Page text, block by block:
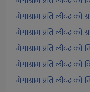
मेगाग्राम प्रति लीटर को
मेगाग्राम प्रति लीटर को
मेगाग्राम प्रति लीटर को
मेगाग्राम प्रति लीटर को
मेगाग्राम प्रति लीटर को